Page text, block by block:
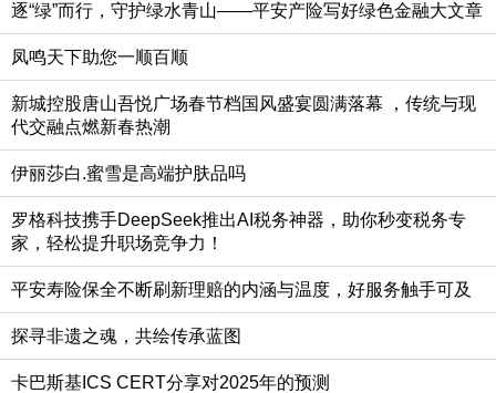
逐“绿”而行，守护绿水青山——平安产险写好绿色金融大文章
凤鸣天下助您一顺百顺
新城控股唐山吾悦广场春节档国风盛宴圆满落幕 ，传统与现
代交融点燃新春热潮
伊丽莎白.蜜雪是高端护肤品吗
罗格科技携手DeepSeek推出AI税务神器，助你秒变税务专
家，轻松提升职场竞争力！
平安寿险保全不断刷新理赔的内涵与温度，好服务触手可及
探寻非遗之魂，共绘传承蓝图
卡巴斯基ICS CERT分享对2025年的预测